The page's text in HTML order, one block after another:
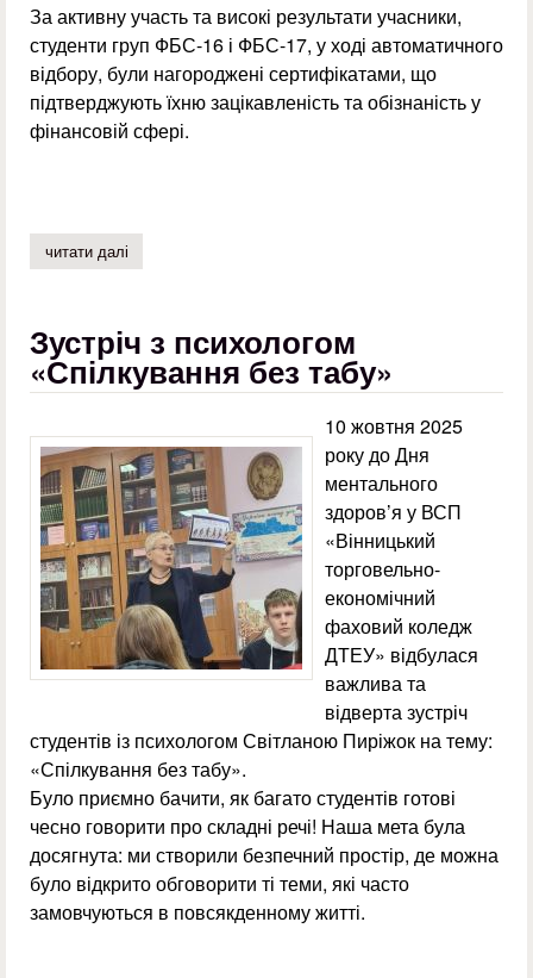
За активну участь та високі результати учасники,
студенти груп ФБС-16 і ФБС-17, у ході автоматичного
відбору, були нагороджені сертифікатами, що
підтверджують їхню зацікавленість та обізнаність у
фінансовій сфері.
читати далі
Зустріч з психологом
«Спілкування без табу»
10 жовтня 2025
року до Дня
ментального
здоров’я у ВСП
«Вінницький
торговельно-
економічний
фаховий коледж
ДТЕУ» відбулася
важлива та
відверта зустріч
студентів із психологом Світланою Пиріжок на тему:
«Спілкування без табу».
Було приємно бачити, як багато студентів готові
чесно говорити про складні речі! Наша мета була
досягнута: ми створили безпечний простір, де можна
було відкрито обговорити ті теми, які часто
замовчуються в повсякденному житті.